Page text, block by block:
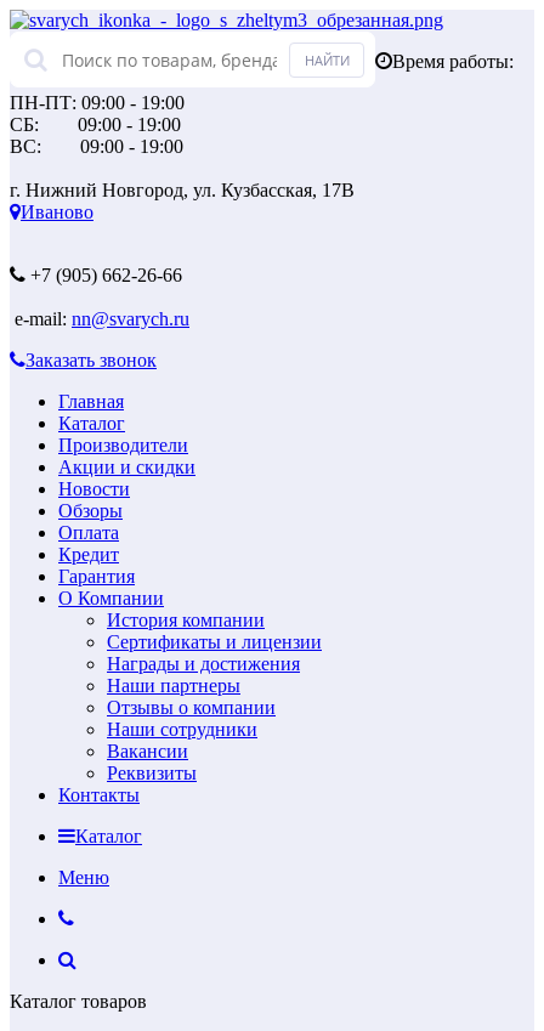
Время работы:
ПН-ПТ: 09:00 - 19:00
СБ: 09:00 - 19:00
ВС: 09:00 - 19:00
г. Нижний Новгород, ул. Кузбасская, 17В
Иваново
+7 (905) 662-26-66
e-mail: nn@svarych.ru
Заказать звонок
Главная
Каталог
Производители
Акции и скидки
Новости
Обзоры
Оплата
Кредит
Гарантия
О Компании
История компании
Сертификаты и лицензии
Награды и достижения
Наши партнеры
Отзывы о компании
Наши сотрудники
Вакансии
Реквизиты
Контакты
Каталог
Меню
Каталог товаров